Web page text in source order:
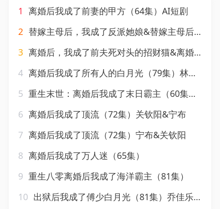
1 离婚后我成了前妻的甲方（64集）AI短剧
2 替嫁主母后，我成了反派她娘&替嫁主母后我成了反派她娘（59集）AI短剧
3 离婚后，我成了前夫死对头的招财猫&离婚后我成了前夫死对头的招财猫（65集）一飞＆孙嘉俊
4 离婚后我成了所有人的白月光（79集）林屿海＆刘昕岚
5 重生末世：离婚后我成了末日霸主（60集）王镱深＆李玖宸＆薄艾莹
6 离婚后我成了顶流（72集）关钦阳&宁布
7 离婚后我成了顶流（72集）宁布&关钦阳
8 离婚后我成了万人迷（65集）
9 重生八零离婚后我成了海洋霸主（81集）
10 出狱后我成了傅少白月光（81集）乔佳乐＆田苗苗